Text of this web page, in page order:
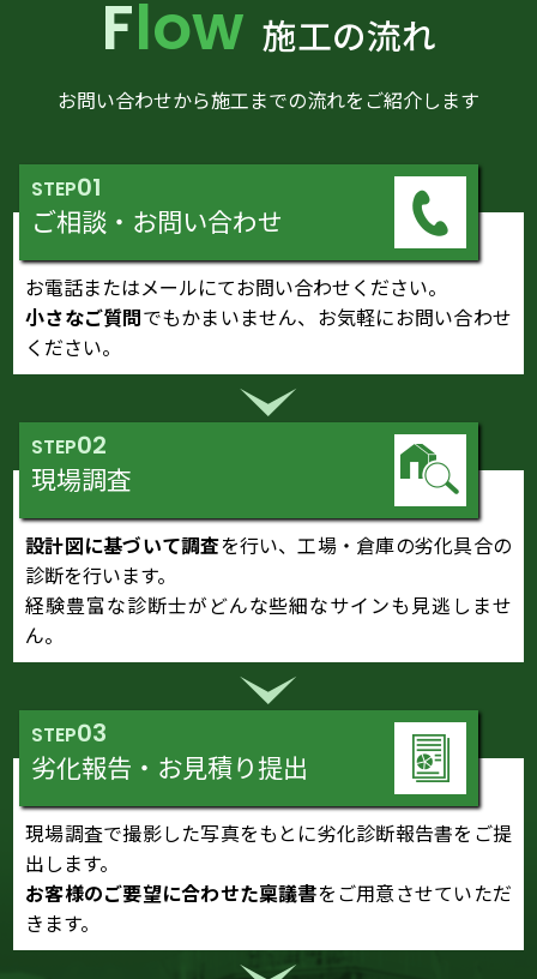
Flow 施工の流れ
お問い合わせから施工までの流れをご紹介します
STEP01
ご相談・お問い合わせ
お電話またはメールにてお問い合わせください。
小さなご質問でもかまいません、お気軽にお問い合わせ
ください。
STEP02
現場調査
設計図に基づいて調査を行い、工場・倉庫の劣化具合の
診断を行います。
経験豊富な診断士がどんな些細なサインも見逃しませ
ん。
STEP03
劣化報告・お見積り提出
現場調査で撮影した写真をもとに劣化診断報告書をご提
出します。
お客様のご要望に合わせた稟議書をご用意させていただ
きます。